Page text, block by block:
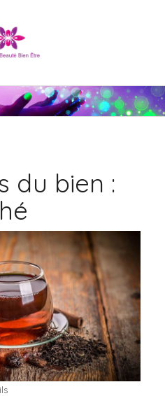
du bien :